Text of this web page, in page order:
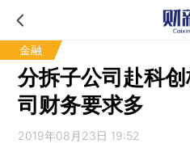
金融
分拆子公司赴科
司财务要求多
2019年08月23日 19:52